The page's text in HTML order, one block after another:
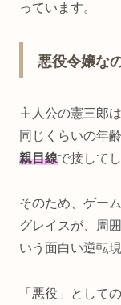
っています。
悪役令嬢な
主人公の憲三郎
同じくらいの年
親目線で接して
そのため、ゲー
グレイスが、周
いう面白い逆転
「悪役」として